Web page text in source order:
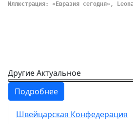
Иллюстрация: «Евразия сегодня»,
Другие Актуальное
Подробнее
Швейцарская Конфедерация